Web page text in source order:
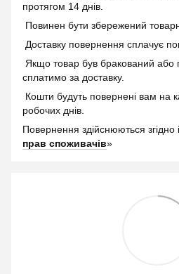
протягом 14 днів.
Повинен бути збережений
Доставку повернення сплачує
Якщо товар був бракований
сплатимо за доставку.
Кошти будуть повернені вам на
робочих днів.
Повернення здійснюються згідно
прав споживачів»